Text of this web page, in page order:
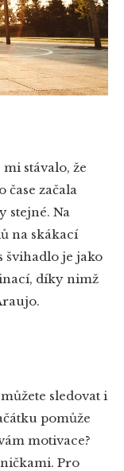
stávalo, že
začala
stejné. Na
na skákací
švihadlo je jako
díky nimž
sledovat i
pomůže
motivace?
Pro